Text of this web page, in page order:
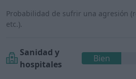
Probabilidad de sufrir una agresión
etc.).
Sanidad y
hospitales
Bien